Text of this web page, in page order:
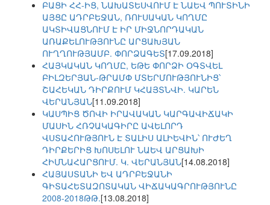
ԲԱՑԻ ՀՀ-ԻՑ, ՆԱԽԱՏԵՍՎՈՒՄ Է ՆԱԵՎ ՊՈՒՏԻՆԻ
ԱՅՑԸ ԱԴՐԲԵՋԱՆ, ՌՈՒՍԱԿԱՆ ԿՈՂՄԸ
ԱԿՏԻՎԱՑՆՈՒՄ Է ԻՐ ՄԻՋՆՈՐԴԱԿԱՆ
ԱՌԱՔԵԼՈՒԹՅՈՒՆԸ ԱՐՑԱԽՅԱՆ
ՈՒՂՂՈՒԹՅԱՄԲ. ՓՈՐՁԱԳԵՏ[17.09.2018]
ՀԱՅԿԱԿԱՆ ԿՈՂՄԸ, ԵԹԵ ՓՈՐՁԻ ՕԳՏՎԵԼ
ԲԻԼԶԵՐՅԱՆ-ԹՐԱՄՓ ՄՏԵՐՄՈՒԹՅՈՒՆԻՑ՝
ՇԱՀԵԿԱՆ ԴԻՐՔՈՒՄ ԿՀԱՅՏՆՎԻ. ԿԱՐԵՆ
ՎԵՐԱՆՅԱՆ[11.09.2018]
ԿԱՍՊԻՑ ԾՈՎԻ ԻՐԱՎԱԿԱՆ ԿԱՐԳԱՎԻՃԱԿԻ
ՄԱՍԻՆ ՀՌՉԱԿԱԳԻՐԸ ԱՎԵԼՈՐԴ
ՎՍՏԱՀՈՒԹՅՈՒՆ Է ՏԱԼԻՍ ԱԼԻԵՎԻՆ՝ ՈՒԺԵՂ
ԴԻՐՔԵՐԻՑ ԽՈՍԵԼՈՒ ՆԱԵՎ ԱՐՑԱԽԻ
ՀԻՄՆԱՀԱՐՑՈՒՄ. Կ. ՎԵՐԱՆՅԱՆ[14.08.2018]
ՀԱՅԱՍՏԱՆԻ ԵՎ ԱԴՐԲԵՋԱՆԻ
ԳԻՏԱՀԵՏԱԶՈՏԱԿԱՆ ՎԻՃԱԿԱԳՐՈՒԹՅՈՒՆԸ
2008-2018ԹԹ.[13.08.2018]